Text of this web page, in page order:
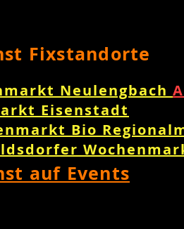
Fixstandorte
Neulengbach
Eisenstadt
Bio
auf Events